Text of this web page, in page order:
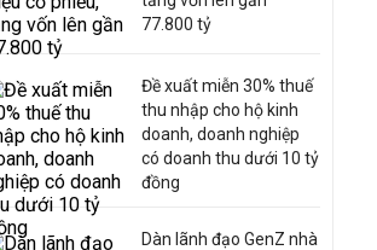
77.800 tỷ
Đề xuất miễn 30% thuế
thu nhập cho hộ kinh
doanh, doanh nghiệp
có doanh thu dưới 10 tỷ
đồng
Dàn lãnh đạo GenZ nhà